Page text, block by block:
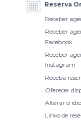
Reserva
Receber
Receber
Facebook
Receber
Instagram
Receba
Oferecer
Alterar o
Links de